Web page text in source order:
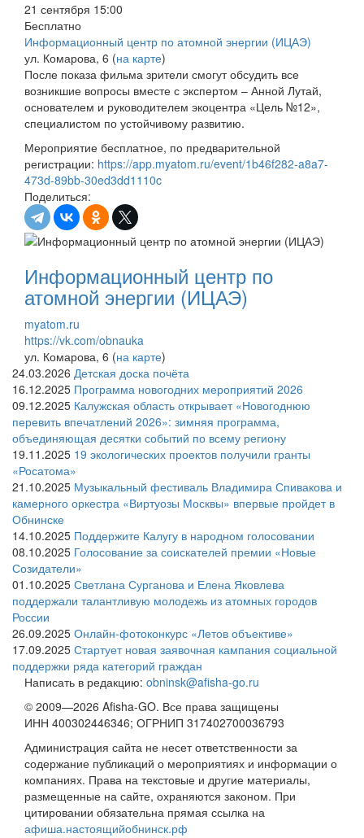
21 сентября 15:00
Бесплатно
Информационный центр по атомной энергии (ИЦАЭ)
ул. Комарова, 6 (на карте)
После показа фильма зрители смогут обсудить все
возникшие вопросы вместе с экспертом – Анной Лутай,
основателем и руководителем экоцентра «Цель №12»,
специалистом по устойчивому развитию.
Мероприятие бесплатное, по предварительной
регистрации: https://app.myatom.ru/event/1b46f282-a8a7-
473d-89bb-30ed3dd1110c
Поделиться:
Информационный центр по
атомной энергии (ИЦАЭ)
myatom.ru
https://vk.com/obnauka
ул. Комарова, 6 (на карте)
24.03.2026 Детская доска почёта
16.12.2025 Программа новогодних мероприятий 2026
09.12.2025 Калужская область открывает «Новогоднюю
перевить впечатлений 2026»: зимняя программа,
объединяющая десятки событий по всему региону
19.11.2025 19 экологических проектов получили гранты
«Росатома»
21.10.2025 Музыкальный фестиваль Владимира Спивакова и
камерного оркестра «Виртуозы Москвы» впервые пройдет в
Обнинске
14.10.2025 Поддержите Калугу в народном голосовании
08.10.2025 Голосование за соискателей премии «Новые
Созидатели»
01.10.2025 Светлана Сурганова и Елена Яковлева
поддержали талантливую молодежь из атомных городов
России
26.09.2025 Онлайн-фотоконкурс «Летов объективе»
17.09.2025 Стартует новая заявочная кампания социальной
поддержки ряда категорий граждан
Написать в редакцию: obninsk@afisha-go.ru
© 2009—2026 Afisha-GO. Все права защищены
ИНН 400302446346; ОГРНИП 317402700036793
Администрация сайта не несет ответственности за
содержание публикаций о мероприятиях и информации о
компаниях. Права на текстовые и другие материалы,
размещенные на сайте, охраняются законом. При
цитировании обязательна прямая ссылка на
афиша.настоящийобнинск.рф